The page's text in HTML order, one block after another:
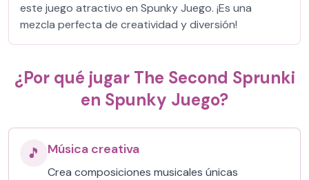
este juego atractivo en Spunky Juego. ¡Es una
mezcla perfecta de creatividad y diversión!
¿Por qué jugar The Second Sprunki
en Spunky Juego?
🎵 Música creativa
Crea composiciones musicales únicas